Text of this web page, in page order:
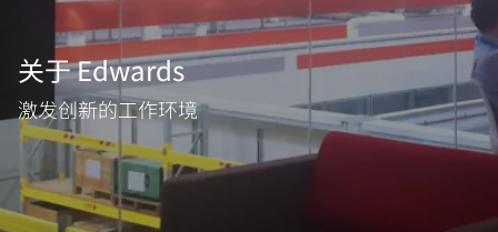
关于 Edwards
激发创新的工作环境